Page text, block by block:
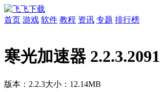
首页 游戏 软件 教程 资讯 专题 排行榜
寒光加速器 2.2.3.2091
版本：2.2.3大小：12.14MB